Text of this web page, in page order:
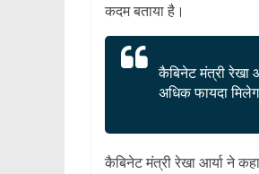
कदम बताया है।
कैबिनेट मंत्री रेखा
अधिक फायदा
कैबिनेट मंत्री रेखा आर्या ने